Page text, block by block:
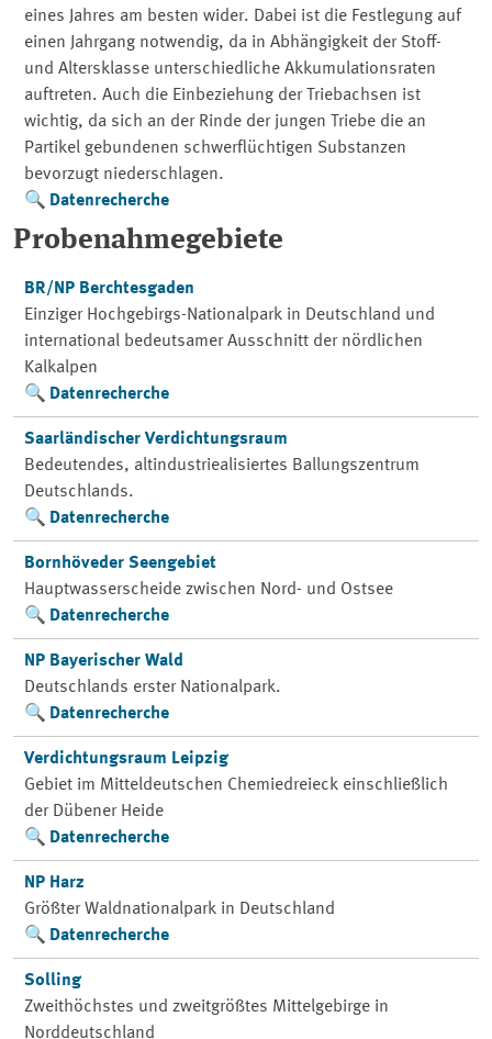
eines Jahres am besten wider. Dabei ist die Festlegung auf
einen Jahrgang notwendig, da in Abhängigkeit der Stoff-
und Altersklasse unterschiedliche Akkumulationsraten
auftreten. Auch die Einbeziehung der Triebachsen ist
wichtig, da sich an der Rinde der jungen Triebe die an
Partikel gebundenen schwerflüchtigen Substanzen
bevorzugt niederschlagen.
Datenrecherche
Probenahmegebiete
BR/NP Berchtesgaden
Einziger Hochgebirgs-Nationalpark in Deutschland und
international bedeutsamer Ausschnitt der nördlichen
Kalkalpen
Datenrecherche
Saarländischer Verdichtungsraum
Bedeutendes, altindustriealisiertes Ballungszentrum
Deutschlands.
Datenrecherche
Bornhöveder Seengebiet
Hauptwasserscheide zwischen Nord- und Ostsee
Datenrecherche
NP Bayerischer Wald
Deutschlands erster Nationalpark.
Datenrecherche
Verdichtungsraum Leipzig
Gebiet im Mitteldeutschen Chemiedreieck einschließlich
der Dübener Heide
Datenrecherche
NP Harz
Größter Waldnationalpark in Deutschland
Datenrecherche
Solling
Zweithöchstes und zweitgrößtes Mittelgebirge in
Norddeutschland